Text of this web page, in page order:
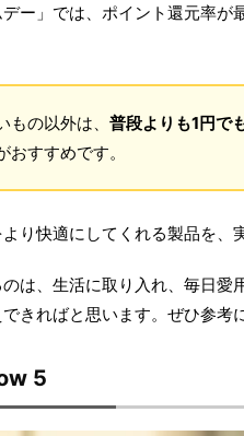
ー」では、ポイント還元率
もの以外は、 普段よりも1円で
おすすめです。
り快適にしてくれる製品を、
は、生活に取り入れ、毎日
きればと思います。ぜひ参考
5